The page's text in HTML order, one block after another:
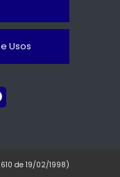
Usos
de 19/02/1998)